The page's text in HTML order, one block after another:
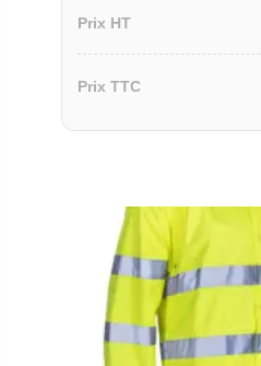
Prix HT
Prix TTC